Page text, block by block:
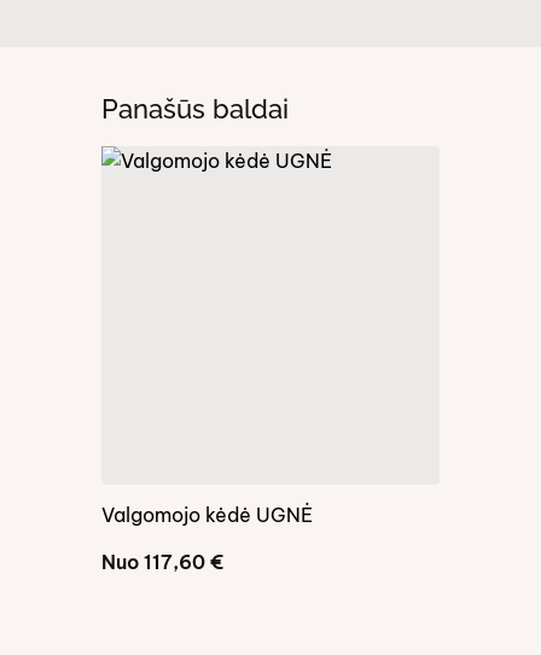
Panašūs baldai
Valgomojo kėdė UGNĖ
Nuo 117,60 €